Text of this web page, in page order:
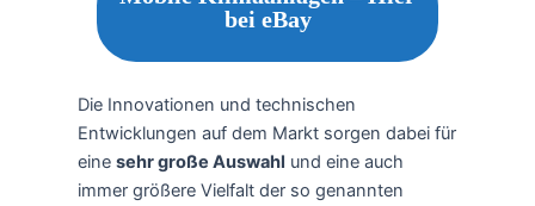
bei eBay
Die Innovationen und technischen
Entwicklungen auf dem Markt sorgen dabei für
eine sehr große Auswahl und eine auch
immer größere Vielfalt der so genannten